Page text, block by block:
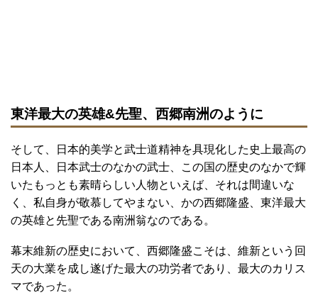
東洋最大の英雄&先聖、西郷南洲のように
そして、日本的美学と武士道精神を具現化した史上最高の
日本人、日本武士のなかの武士、この国の歴史のなかで輝
いたもっとも素晴らしい人物といえば、それは間違いな
く、私自身が敬慕してやまない、かの西郷隆盛、東洋最大
の英雄と先聖である南洲翁なのである。
幕末維新の歴史において、西郷隆盛こそは、維新という回
天の大業を成し遂げた最大の功労者であり、最大のカリス
マであった。